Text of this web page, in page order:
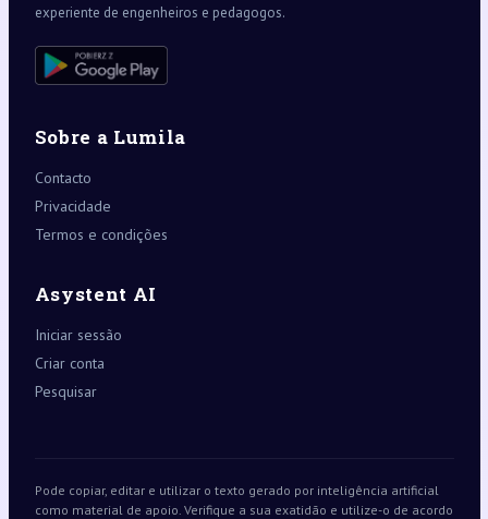
experiente de engenheiros e pedagogos.
Sobre a Lumila
Contacto
Privacidade
Termos e condições
Asystent AI
Iniciar sessão
Criar conta
Pesquisar
Pode copiar, editar e utilizar o texto gerado por inteligência artificial
como material de apoio. Verifique a sua exatidão e utilize-o de acordo